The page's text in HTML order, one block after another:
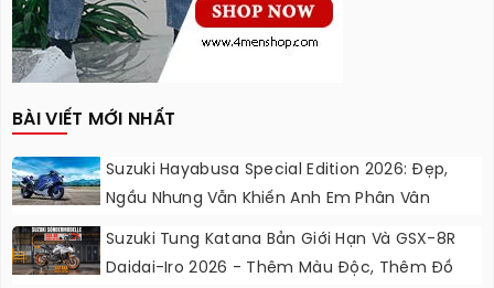
BÀI VIẾT MỚI NHẤT
Suzuki Hayabusa Special Edition 2026: Đẹp,
Ngầu Nhưng Vẫn Khiến Anh Em Phân Vân
Suzuki Tung Katana Bản Giới Hạn Và GSX-8R
Daidai-Iro 2026 - Thêm Màu Độc, Thêm Đồ